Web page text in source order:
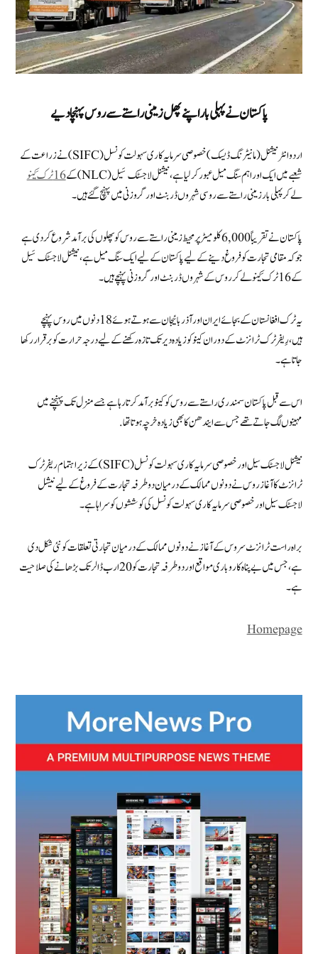
پاکستان نے پہلی بار اپنے پھل زمینی راستے سے روس پہنچا دیے
اردو انٹرنیشنل (مانیٹرنگ ڈیسک) خصوصی سرمایہ کاری سہولت کونسل (SIFC) نے زراعت کے
شعبے میں ایک اور اہم سنگ میل عبور کر لیا ہے، نیشنل لاجسٹک سَیل (NLC) کے
16 ٹرک کِینو
لے کر پہلی بار زمینی راستے سے روسی شہروں ڈربنٹ اور گروزنی میں پہنچ گئے ہیں۔
پاکستان نے تقریباً 6,000 کلومیٹر پر محیط زمینی راستے سے روس کو پھلوں کی برآمد شروع کر دی ہے
جو کہ مقامی تجارت کو فروغ دینے کے لیے پاکستان کے لیے ایک سنگ میل ہے، نیشنل لاجسٹک سَیل
یہ ٹرک افغانستان کے بجائے ایران اور آذربائیجان سے ہوتے ہوئے 18 دنوں میں روس پہنچے
ہیں،رِیفر ٹرک ٹرانزٹ کے دوران کینو کو زیادہ دیر تک تازہ رکھنے کے لیے درجہ حرارت کو برقرار رکھا
جاتا ہے۔
اس سے قبل پاکستان سمندری راستے سے روس کو کینو برآمد کرتا رہا ہے جسے منزل تک پہنچنے میں
مہینوں لگ جاتے تھے جس سے ایندھن کا بھی زیادہ خرچہ ہوتا تھا.
نیشنل لاجسٹک سیل اور خصوصی سرمایہ کاری سہولت کونسل (SIFC) کے زیر اہتمام ریفرٹرک
ٹرانزٹ کا آغاز روس نے دونوں ممالک کے درمیان دوطرفہ تجارت کے فروغ کے لیے نیشل
لاجسٹک سیل اور خصوصی سرمایہ کاری سہولت کونسل کی کوششوں کو سراہا ہے۔
براہ راست ٹرانزٹ سروس کے آغاز نے دونوں ممالک کے درمیان تجارتی تعلقات کو نئی شکل دی
ہے، جس میں بے پناہ کاروباری مواقع اور دو طرفہ تجارت کو 20 ارب ڈالر تک بڑھانے کی صلاحیت
ہے۔
Homepage